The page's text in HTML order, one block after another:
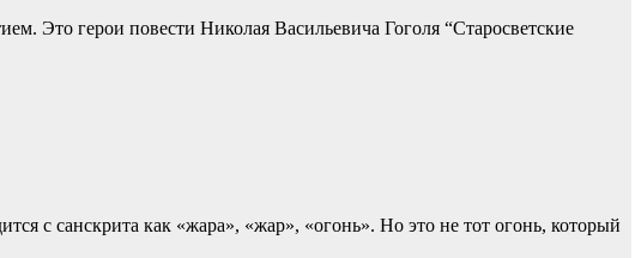
Это герои повести Николая Васильевича Гоголя “Старосветские
с санскрита как «жара», «жар», «огонь». Но это не тот огонь, который